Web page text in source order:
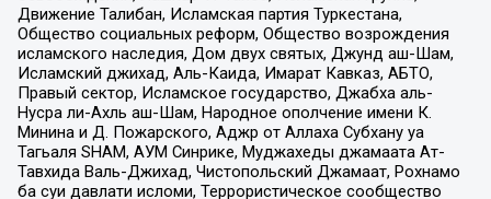
Движение Талибан, Исламская партия Туркестана,
Общество социальных реформ, Общество возрождения
исламского наследия, Дом двух святых, Джунд аш-Шам,
Исламский джихад, Аль-Каида, Имарат Кавказ, АБТО,
Правый сектор, Исламское государство, Джабха аль-
Нусра ли-Ахль аш-Шам, Народное ополчение имени К.
Минина и Д. Пожарского, Аджр от Аллаха Субхану уа
Тагьаля SHAM, АУМ Синрике, Муджахеды джамаата Ат-
Тавхида Валь-Джихад, Чистопольский Джамаат, Рохнамо
ба суи давлати исломи, Террористическое сообщество